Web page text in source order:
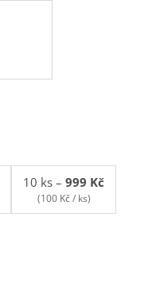
10 ks – 999 Kč
(100 Kč / ks)